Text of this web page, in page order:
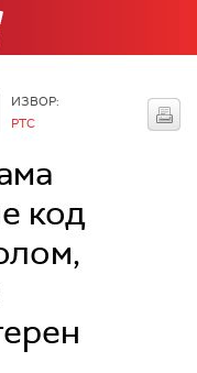
ИЗВОР:
РТС
код